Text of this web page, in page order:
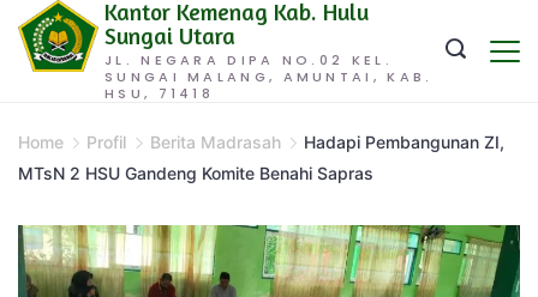
Skip
JL. NEGARA DIPA NO.02 KEL.
SUNGAI MALANG, AMUNTAI, KAB.
HSU, 71418
Kantor Kemenag Kab. Hulu
Sungai Utara
Home Profil Berita Madrasah
Hadapi Pembangunan ZI,
MTsN 2 HSU Gandeng Komite Benahi Sapras